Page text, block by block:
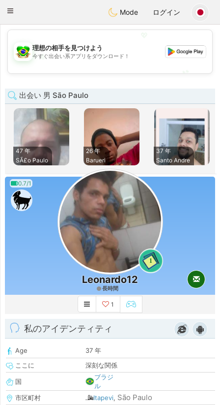
Conversar
Toggle
Mode ログイン
💖
💕
理想の相手を見つけよう
今すぐ出会い系アプリをダウンロード！
出会い 男 São Paulo
47 年
SÃ£o Paulo
26 年
Barueri
37 年
Santo Andre
0.7/1
1
Leonardo12
長時間
1
私のアイデンティティ
Age
37 年
ここに
深刻な関係
国
ブラジ
ル
市区町村
Itapevi, São Paulo